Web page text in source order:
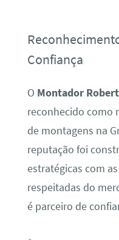
Confiança
O Montador
reconhecido como
de montagens na
reputação foi
estratégicas com
respeitadas do
é parceiro de